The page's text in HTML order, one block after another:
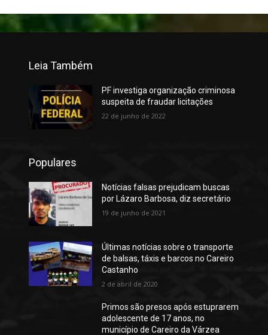
Leia Também
PF investiga organização criminosa
suspeita de fraudar licitações
22 de junho de 2022
Populares
Notícias falsas prejudicam buscas
por Lázaro Barbosa, diz secretário
19 de junho de 2021
Últimas notícias sobre o transporte
de balsas, táxis e barcos no Careiro
Castanho
2 de abril de 2020
Primos são presos após estuprarem
adolescente de 17 anos, no
município de Careiro da Várzea